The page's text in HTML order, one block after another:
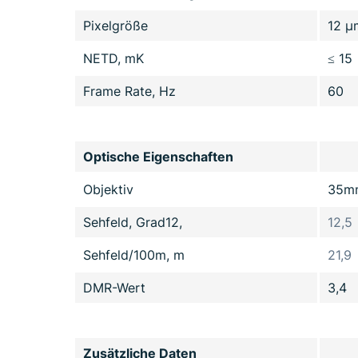
Pixelgröße 12
NETD, mK ≤ 15
Frame Rate, Hz 60
Optische Eigenschaften
Objektiv
Sehfeld, Grad12, 12,5
Sehfeld/100m, m 21,9
DMR-Wert 3,4
Zusätzliche Daten